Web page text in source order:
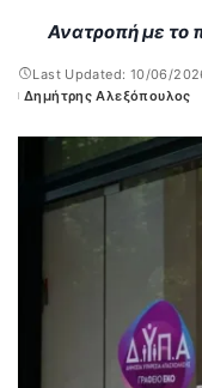
Ανατροπή με το
Last Updated: 10/06/
Posted
Δημήτρης Αλεξόπουλος